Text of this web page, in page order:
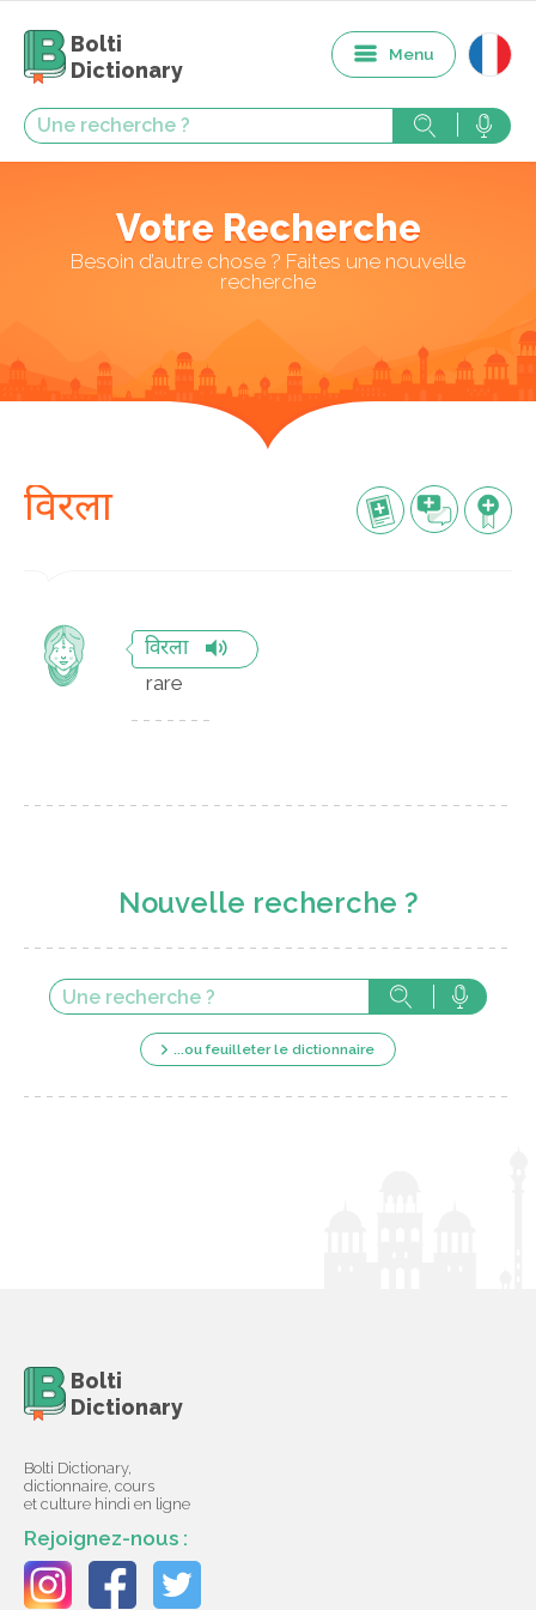
Bolti
Dictionary
Menu
Votre Recherche
Besoin d’autre chose ? Faites une nouvelle
recherche
विरला
विरला
rare
Nouvelle recherche ?
...ou feuilleter le dictionnaire
Bolti
Dictionary
Bolti Dictionary,
dictionnaire, cours
et culture hindi en ligne
Rejoignez-nous :